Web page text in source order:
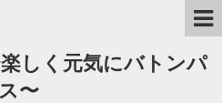
しく元気にバトンパ
ス〜